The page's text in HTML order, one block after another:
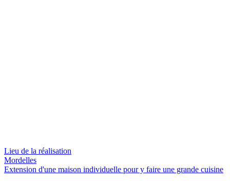
Lieu de la réalisation
Mordelles
Extension d'une maison individuelle pour y faire une grande cuisine